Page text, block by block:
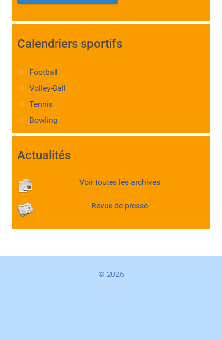
Calendriers sportifs
Football
Volley-Ball
Tennis
Bowling
Actualités
Voir toutes les archives
Revue de presse
© 2026